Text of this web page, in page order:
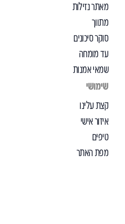
מאתר נזילות
מתווך
סוקר סיכונים
עד מומחה
שמאי אמנות
שימושי
קצת עלינו
איזור אישי
טיפים
מפת האתר